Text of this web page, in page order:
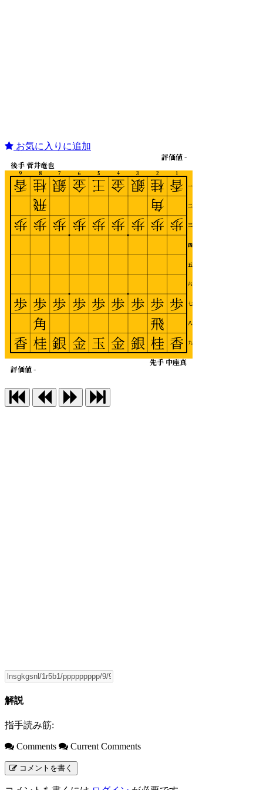
お気に入りに追加
1
2
3
4
5
6
7
8
9
一
二
三
四
五
六
七
八
九
先手 中座真
後手 菅井竜也
評価値 -
評価値 -
香
歩
歩
香
桂
角
歩
歩
飛
桂
銀
歩
歩
銀
金
歩
歩
金
王
歩
歩
玉
金
歩
歩
金
銀
歩
歩
銀
桂
飛
歩
歩
角
桂
香
歩
歩
香
解説
指手読み筋:
Comments Current Comments
コメントを書く